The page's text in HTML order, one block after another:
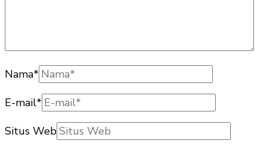
Nama*
E-mail*
Situs Web